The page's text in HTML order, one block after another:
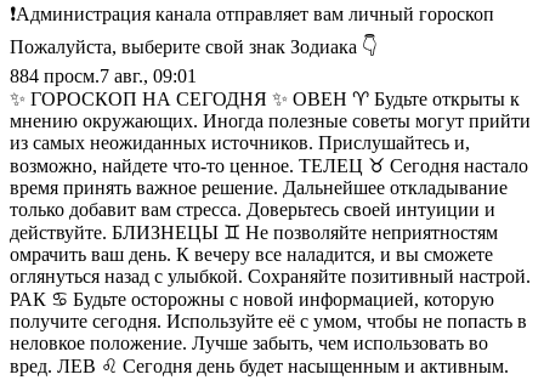
❗️Администрация канала отправляет вам личный гороскоп
Пожалуйста, выберите свой знак Зодиака 👇
884 просм.7 авг., 09:01
✨ ГОРОСКОП НА СЕГОДНЯ ✨ ОВЕН ♈️ Будьте открыты к
мнению окружающих. Иногда полезные советы могут прийти
из самых неожиданных источников. Прислушайтесь и,
возможно, найдете что-то ценное. ТЕЛЕЦ ♉️ Сегодня настало
время принять важное решение. Дальнейшее откладывание
только добавит вам стресса. Доверьтесь своей интуиции и
действуйте. БЛИЗНЕЦЫ ♊️ Не позволяйте неприятностям
омрачить ваш день. К вечеру все наладится, и вы сможете
оглянуться назад с улыбкой. Сохраняйте позитивный настрой.
РАК ♋️ Будьте осторожны с новой информацией, которую
получите сегодня. Используйте её с умом, чтобы не попасть в
неловкое положение. Лучше забыть, чем использовать во
вред. ЛЕВ ♌️ Сегодня день будет насыщенным и активным.